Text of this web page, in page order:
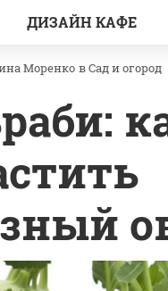
ДИЗАЙН КАФЕ
Моренко вСад и огород